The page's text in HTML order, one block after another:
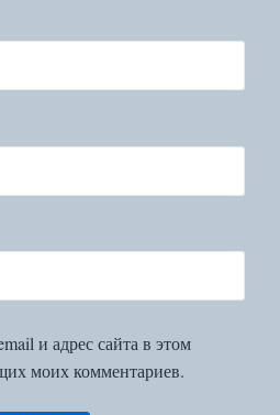
и адрес сайта в этом
моих комментариев.